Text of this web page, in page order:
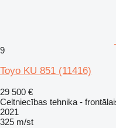
9
Toyo KU 851 (11416)
29 500 €
Celtniecības tehnika -
2021
325 m/st